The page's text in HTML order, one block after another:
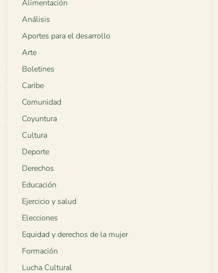
Alimentación
Análisis
Aportes para el desarrollo
Arte
Boletines
Caribe
Comunidad
Coyuntura
Cultura
Deporte
Derechos
Educación
Ejercicio y salud
Elecciones
Equidad y derechos de la mujer
Formación
Lucha Cultural